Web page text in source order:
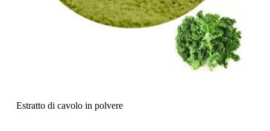
Estratto di cavolo in polvere